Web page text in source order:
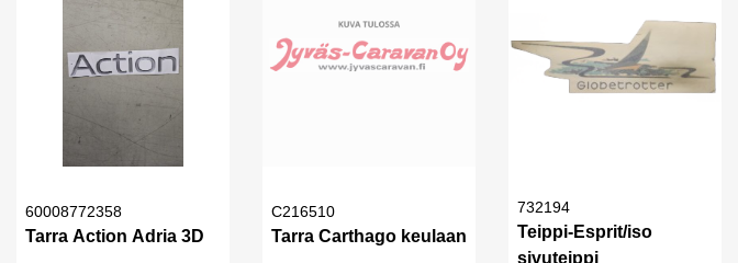
60008772358
Tarra Action Adria 3D
C216510
Tarra Carthago keulaan
732194
Teippi-Esprit/iso
sivuteippi